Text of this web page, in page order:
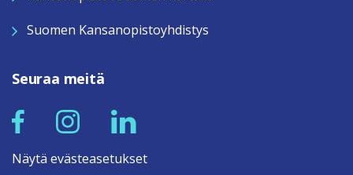
Suomen Kansanopistoyhdistys
Seuraa meitä
Näytä evästeasetukset